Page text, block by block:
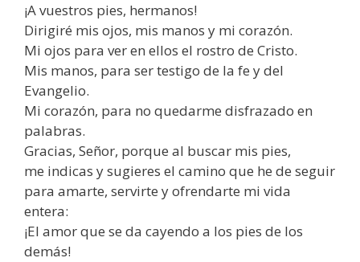
¡A vuestros pies, hermanos!
Dirigiré mis ojos, mis manos y mi corazón.
Mi ojos para ver en ellos el rostro de Cristo.
Mis manos, para ser testigo de la fe y del
Evangelio.
Mi corazón, para no quedarme disfrazado en
palabras.
Gracias, Señor, porque al buscar mis pies,
me indicas y sugieres el camino que he de seguir
para amarte, servirte y ofrendarte mi vida
entera:
¡El amor que se da cayendo a los pies de los
demás!